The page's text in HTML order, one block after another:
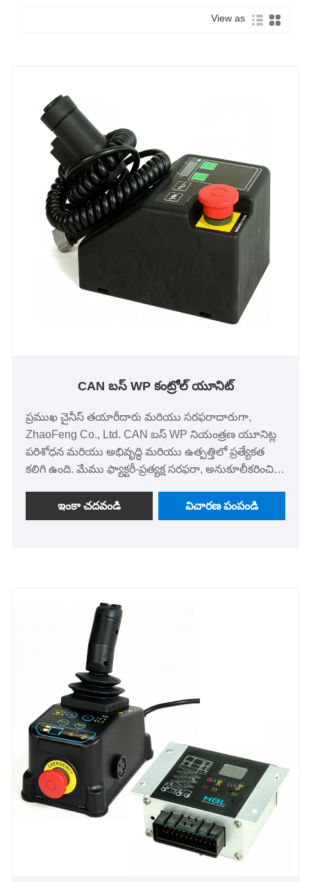
View as
CAN బస్ WP కంట్రోల్ యూనిట్
ప్రముఖ చైనీస్ తయారీదారు మరియు సరఫరాదారుగా,
ZhaoFeng Co., Ltd. CAN బస్ WP నియంత్రణ యూనిట్ల
పరిశోధన మరియు అభివృద్ధి మరియు ఉత్పత్తిలో ప్రత్యేకత
కలిగి ఉంది. మేము ఫ్యాక్టరీ-ప్రత్యక్ష సరఫరా, అనుకూలీకరించిన
మరియు స్టాక్ లభ్యతను అందిస్తాము. మా ఉత్పత్తులు ISO
11898, ISO 13849 మరియు CE ప్రమాణాలకు
పరిష్కారాల కోసం మీ విశ్వసనీయ ప్రపంచ భాగస్వామి.
ఇంకా చదవండి విచారణ పంపండి